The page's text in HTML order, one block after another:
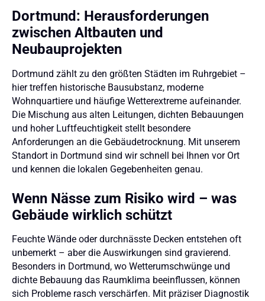
Dortmund: Herausforderungen
zwischen Altbauten und
Neubauprojekten
Dortmund zählt zu den größten Städten im Ruhrgebiet –
hier treffen historische Bausubstanz, moderne
Wohnquartiere und häufige Wetterextreme aufeinander.
Die Mischung aus alten Leitungen, dichten Bebauungen
und hoher Luftfeuchtigkeit stellt besondere
Anforderungen an die Gebäudetrocknung. Mit unserem
Standort in Dortmund sind wir schnell bei Ihnen vor Ort
und kennen die lokalen Gegebenheiten genau.
Wenn Nässe zum Risiko wird – was
Gebäude wirklich schützt
Feuchte Wände oder durchnässte Decken entstehen oft
unbemerkt – aber die Auswirkungen sind gravierend.
Besonders in Dortmund, wo Wetterumschwünge und
dichte Bebauung das Raumklima beeinflussen, können
sich Probleme rasch verschärfen. Mit präziser Diagnostik